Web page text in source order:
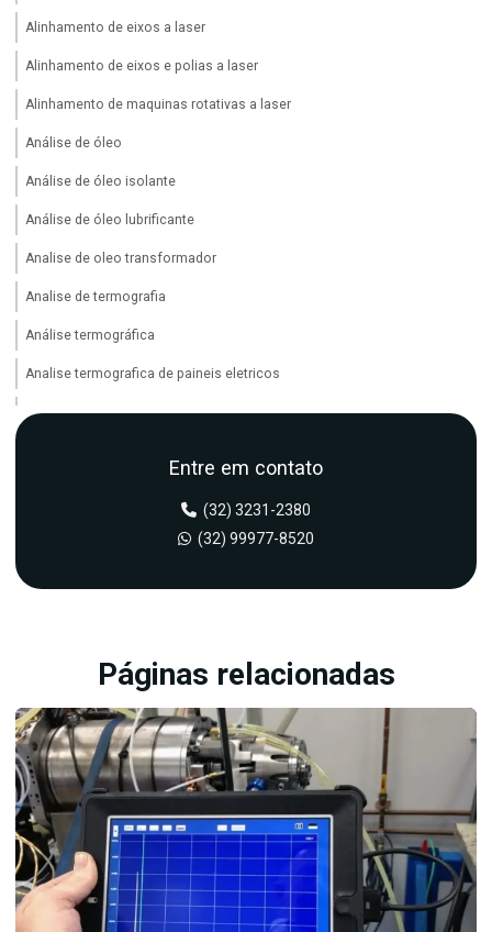
Alinhamento de eixos a laser
Alinhamento de eixos e polias a laser
Alinhamento de maquinas rotativas a laser
Análise de óleo
Análise de óleo isolante
Análise de óleo lubrificante
Analise de oleo transformador
Analise de termografia
Análise termográfica
Analise termografica de paineis eletricos
Analise de vibração
Analise de vibração em redutores
Balanceamento estático
Balanceamento de maquinas rotativas
Balanceamento de rotores em campo
Empresa de analise de oleo
Empresa de analise de vibração
Empresa de balanceamento de rotores
Empresas de analise de vibração e termografia
Entre em contato
(32) 3231-2380
(32) 99977-8520
Páginas relacionadas